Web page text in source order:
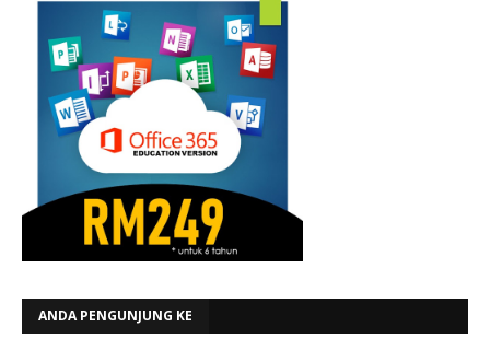
ANDA PENGUNJUNG KE